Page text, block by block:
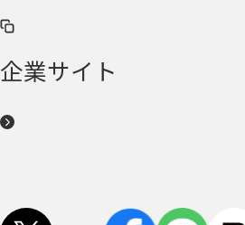
企業サイト